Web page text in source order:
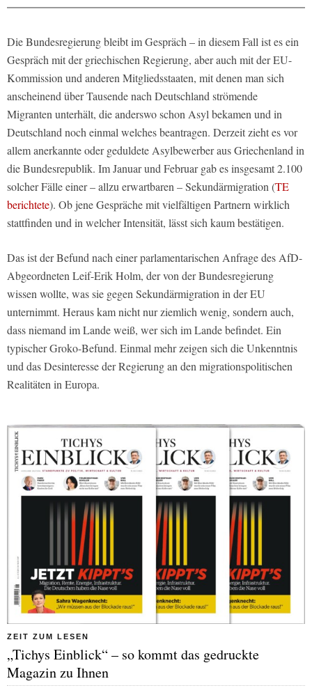
Die Bundesregierung bleibt im Gespräch – in diesem Fall ist es ein
Gespräch mit der griechischen Regierung, aber auch mit der EU-
Kommission und anderen Mitgliedsstaaten, mit denen man sich
anscheinend über Tausende nach Deutschland strömende
Migranten unterhält, die anderswo schon Asyl bekamen und in
Deutschland noch einmal welches beantragen. Derzeit zieht es vor
allem anerkannte oder geduldete Asylbewerber aus Griechenland in
die Bundesrepublik. Im Januar und Februar gab es insgesamt 2.100
solcher Fälle einer – allzu erwartbaren – Sekundärmigration (TE
berichtete). Ob jene Gespräche mit vielfältigen Partnern wirklich
stattfinden und in welcher Intensität, lässt sich kaum bestätigen.
Das ist der Befund nach einer parlamentarischen Anfrage des AfD-
Abgeordneten Leif-Erik Holm, der von der Bundesregierung
wissen wollte, was sie gegen Sekundärmigration in der EU
unternimmt. Heraus kam nicht nur ziemlich wenig, sondern auch,
dass niemand im Lande weiß, wer sich im Lande befindet. Ein
typischer Groko-Befund. Einmal mehr zeigen sich die Unkenntnis
und das Desinteresse der Regierung an den migrationspolitischen
Realitäten in Europa.
ZEIT ZUM LESEN
„Tichys Einblick“ – so kommt das gedruckte
Magazin zu Ihnen